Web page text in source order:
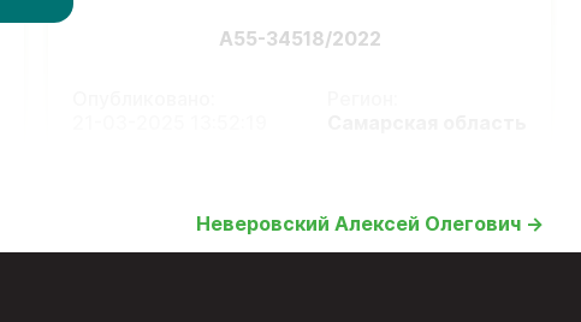
А55-34518/2022
Неверовский Алексей Олегович →